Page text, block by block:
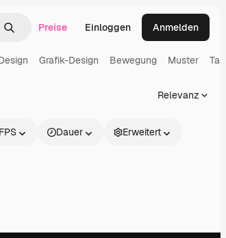
Bild suchen
SuchenPreise Einloggen Anmelden
Grafik-Design Bewegung Muster
Relevanz
FPS Dauer Erweitert